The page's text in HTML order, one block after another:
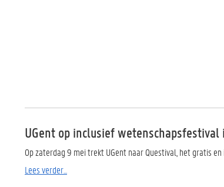
UGent op inclusief wetenschapsfestival
Op zaterdag 9 mei trekt UGent naar Questival, het gratis
Lees verder...